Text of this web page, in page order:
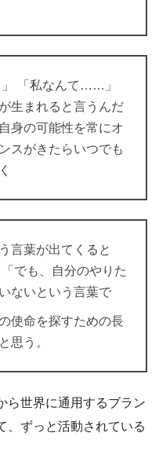
」 「私なんて……」
生まれると言うんだ
身の可能性を常にオ
スがきたらいつでも
言葉が出てくると
でも、自分のやりた
ないという言葉で
使命を探すための長
思う。
ら世界に通用するブラン
、ずっと活動されている